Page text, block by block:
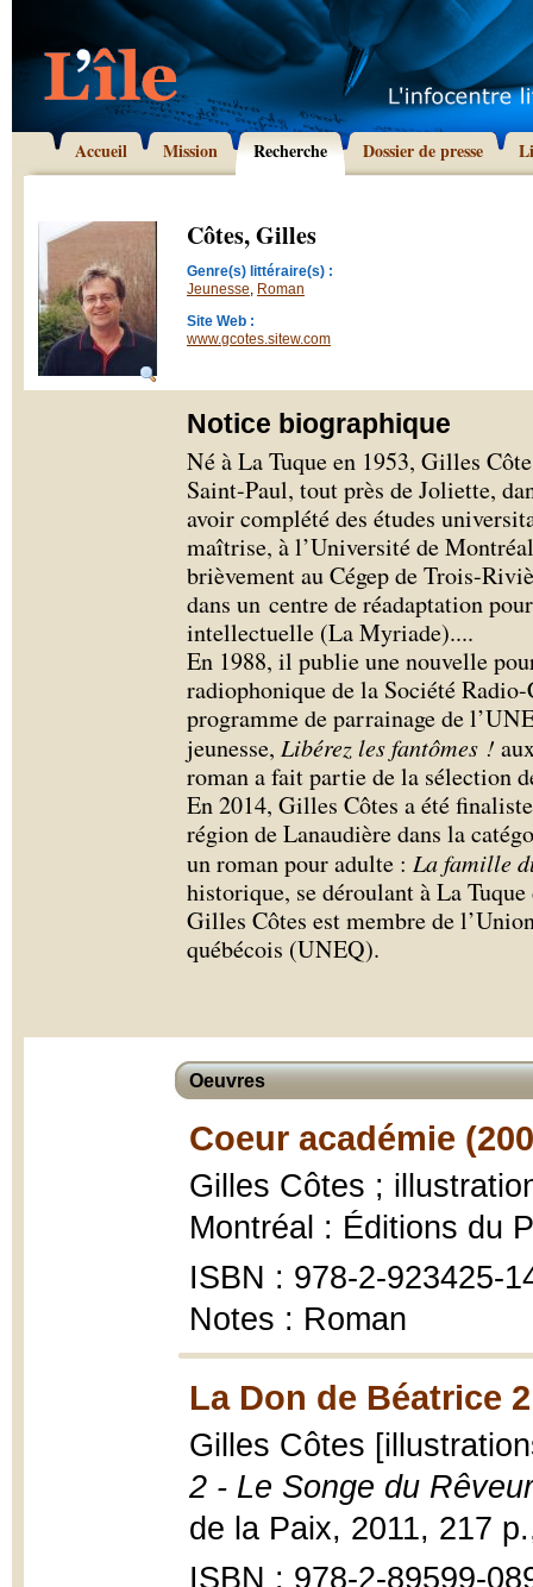
Accueil Mission Recherche Dossier de presse
Côtes, Gilles
Genre(s) littéraire(s) :
Jeunesse, Roman
Site Web :
www.gcotes.sitew.com
Notice biographique
Né à La Tuque en 1953, Gilles
Saint-Paul, tout près de Joliette,
avoir complété des études
maîtrise, à l’Université de
brièvement au Cégep de Trois-
dans un centre de réadaptation
intellectuelle (La Myriade)....
En 1988, il publie une nouvelle
radiophonique de la Société Radio-
programme de parrainage de
jeunesse, Libérez les fantômes !
roman a fait partie de la sélection
En 2014, Gilles Côtes a été
région de Lanaudière dans la
un roman pour adulte : La famille
historique, se déroulant à La Tuque
Gilles Côtes est membre de
québécois (UNEQ).
Oeuvres
Coeur académie
Gilles Côtes ;
Montréal : Éditions du
ISBN : 978-2-923425-
Notes : Roman
La Don de Béatrice
Gilles Côtes
2 - Le Songe du Rêveur
de la Paix, 2011, 217
ISBN : 978-2-89599-